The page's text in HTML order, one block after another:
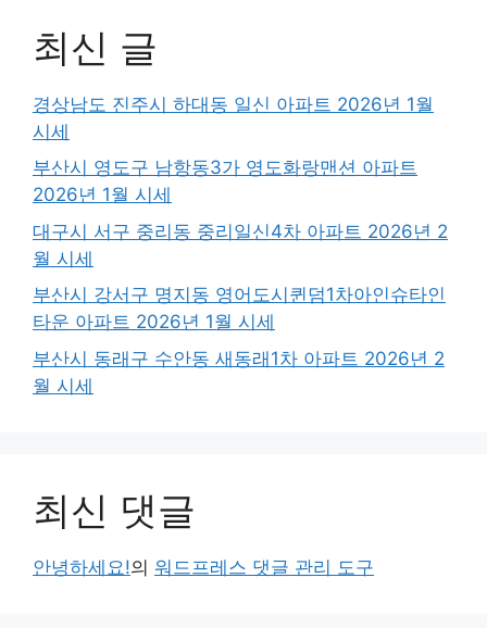
최신 글
경상남도 진주시 하대동 일신 아파트 2026년 1월
시세
부산시 영도구 남항동3가 영도화랑맨션 아파트
2026년 1월 시세
대구시 서구 중리동 중리일신4차 아파트 2026년 2
월 시세
부산시 강서구 명지동 영어도시퀸덤1차아인슈타인
타운 아파트 2026년 1월 시세
부산시 동래구 수안동 새동래1차 아파트 2026년 2
월 시세
최신 댓글
안녕하세요!의 워드프레스 댓글 관리 도구